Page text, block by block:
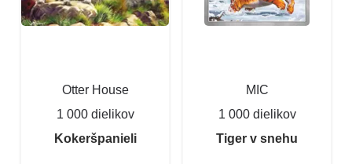
Otter House
1 000 dielikov
Kokeršpanieli
MIC
1 000 dielikov
Tiger v snehu